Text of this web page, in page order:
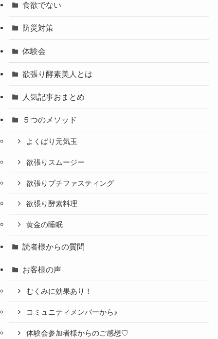
食欲でない
防災対策
体験会
欲張り酵素美人とは
人気記事おまとめ
５つのメソッド
よくばり元気玉
欲張りスムージー
欲張りプチファスティング
欲張り酵素料理
黄金の睡眠
読者様からの質問
お客様の声
むくみに効果あり！
コミュニティメンバーから♪
体験会参加者様からのご感想♡